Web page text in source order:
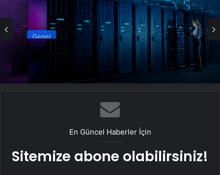
Genel
Datahost İle Güvenilir Sunucu Hizmetleri
En Güncel Haberler İçin
Sitemize abone olabilirsiniz!